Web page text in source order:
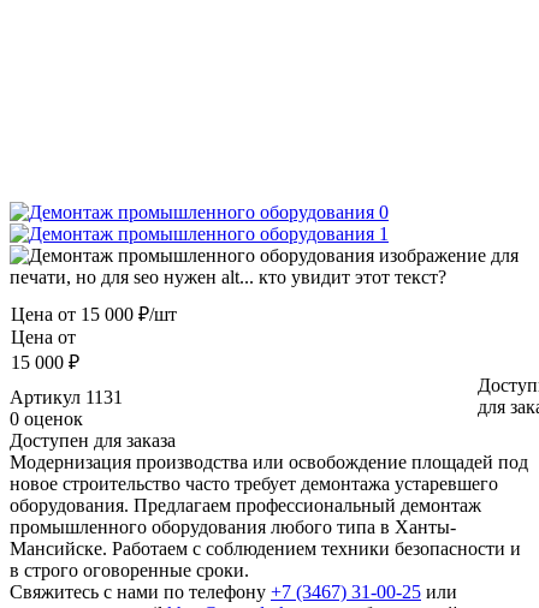
Цена от 15 000 ₽/шт
Цена от
15 000 ₽
для
Артикул 1131
0 оценок
Доступен для заказа
Модернизация производства или освобождение площадей под
новое строительство часто требует демонтажа устаревшего
оборудования. Предлагаем профессиональный демонтаж
промышленного оборудования любого типа в Ханты-
Мансийске. Работаем с соблюдением техники безопасности и
в строго оговоренные сроки.
Свяжитесь с нами по телефону +7 (3467) 31-00-25 или